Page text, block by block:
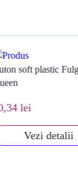
Fulger Mc